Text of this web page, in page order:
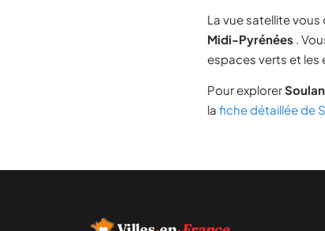
La vue satellite
Midi-Pyrénées .
espaces verts et les
Pour explorerSoulan
la fiche détaillée de